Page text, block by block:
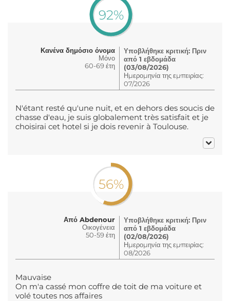
92%
Κανένα δημόσιο όνομα
Μόνο
60-69 έτη
Υποβλήθηκε κριτική: Πριν
από 1 εβδομάδα
(03/08/2026)
Ημερομηνία της εμπειρίας:
07/2026
N'étant resté qu'une nuit, et en dehors des soucis de
chasse d'eau, je suis globalement très satisfait et je
choisirai cet hotel si je dois revenir à Toulouse.
56%
Από Abdenour
Οικογένεια
50-59 έτη
Υποβλήθηκε κριτική: Πριν
από 1 εβδομάδα
(02/08/2026)
Ημερομηνία της εμπειρίας:
08/2026
Mauvaise
On m'a cassé mon coffre de toit de ma voiture et
volé toutes nos affaires